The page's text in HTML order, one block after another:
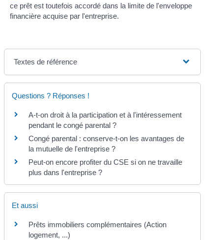
ce prêt est toutefois accordé dans la limite de l'enveloppe
financière acquise par l'entreprise.
Textes de référence
Questions ? Réponses !
A-t-on droit à la participation et à l'intéressement
pendant le congé parental ?
Congé parental : conserve-t-on les avantages de
la mutuelle de l'entreprise ?
Peut-on encore profiter du CSE si on ne travaille
plus dans l'entreprise ?
Et aussi
Prêts immobiliers complémentaires (Action
logement, ...)